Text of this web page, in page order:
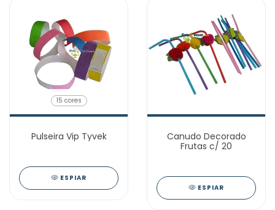
15 cores
Pulseira Vip Tyvek
ESPIAR
Canudo Decorado
Frutas c/ 20
ESPIAR